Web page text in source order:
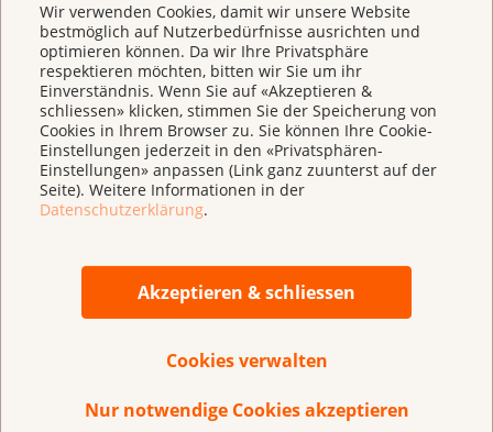
Wir verwenden Cookies, damit wir unsere Website
bestmöglich auf Nutzerbedürfnisse ausrichten und
optimieren können. Da wir Ihre Privatsphäre
respektieren möchten, bitten wir Sie um ihr
Einverständnis. Wenn Sie auf «Akzeptieren &
schliessen» klicken, stimmen Sie der Speicherung von
Cookies in Ihrem Browser zu. Sie können Ihre Cookie-
Einstellungen jederzeit in den «Privatsphären-
Einstellungen» anpassen (Link ganz zuunterst auf der
Seite). Weitere Informationen in der
Datenschutzerklärung.
Akzeptieren & schliessen
Cookies verwalten
Nur notwendige Cookies akzeptieren
Wie kann ich mich vor HPV schützen?
EineHPV-Impfungkann Sie schützen. Fachpersonen
empfehlen sie für alle Geschlechter. Idealerweise wird
sie vor dem ersten Geschlechtsverkehr durchgeführt.
Damit haben Sie den besten Schutz. Auch danach ist
die Impfung wirksam. Nehmen Sie Kontakt mit Ihrer
Ärztin oder Ihrem Arzt auf, wenn Sie sich für die
Wie kann ich das Risiko reduzieren?
Lassen Sie sich impfen.
Benutzen Sie Kondome beim Geschlechtsverkehr.